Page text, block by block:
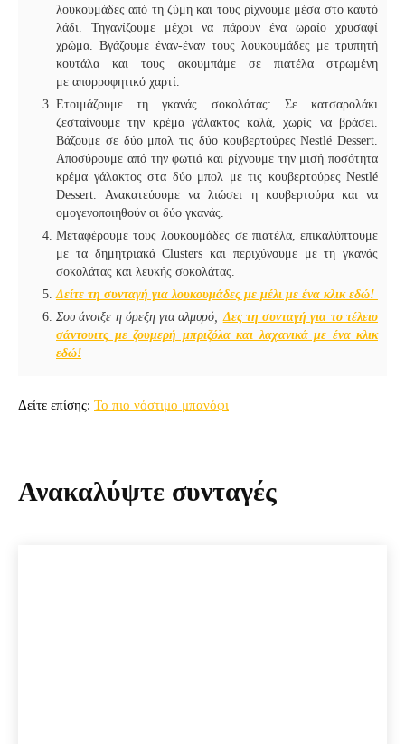
λουκουμάδες από τη ζύμη και τους ρίχνουμε μέσα στο καυτό
λάδι. Τηγανίζουμε μέχρι να πάρουν ένα ωραίο χρυσαφί
χρώμα. Βγάζουμε έναν-έναν τους λουκουμάδες με τρυπητή
κουτάλα και τους ακουμπάμε σε πιατέλα στρωμένη
με απορροφητικό χαρτί.
Eτοιμάζουμε τη γκανάς σοκολάτας: Σε κατσαρολάκι
ζεσταίνουμε την κρέμα γάλακτος καλά, χωρίς να βράσει.
Βάζουμε σε δύο μπολ τις δύο κουβερτούρες Nestlé Dessert.
Αποσύρουμε από την φωτιά και ρίχνουμε την μισή ποσότητα
κρέμα γάλακτος στα δύο μπολ με τις κουβερτούρες Nestlé
Dessert. Ανακατεύουμε να λιώσει η κουβερτούρα και να
ομογενοποιηθούν οι δύο γκανάς.
Μεταφέρουμε τους λουκουμάδες σε πιατέλα, επικαλύπτουμε
με τα δημητριακά Clusters και περιχύνουμε με τη γκανάς
σοκολάτας και λευκής σοκολάτας.
Δείτε τη συνταγή για λουκουμάδες με μέλι με ένα κλικ εδώ!
Σου άνοιξε η όρεξη για αλμυρό;Δες τη συνταγή για το τέλειο
σάντουιτς με ζουμερή μπριζόλα και λαχανικά με ένα κλικ
εδώ!
Δείτε επίσης: Το πιο νόστιμο μπανόφι
Ανακαλύψτε συνταγές